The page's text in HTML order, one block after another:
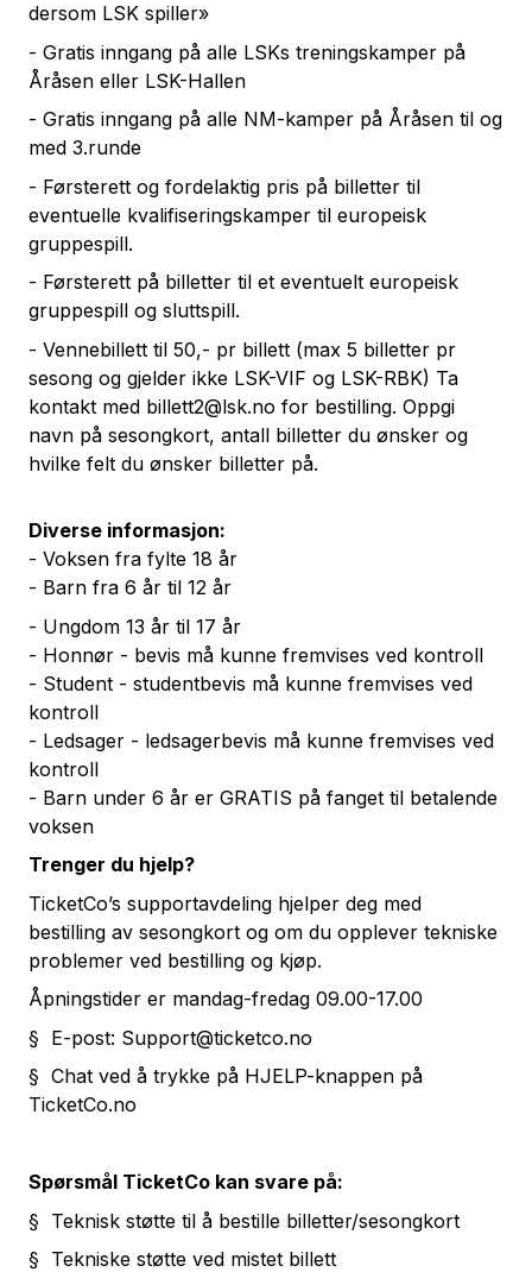
dersom LSK spiller»
- Gratis inngang på alle LSKs treningskamper på
Åråsen eller LSK-Hallen
- Gratis inngang på alle NM-kamper på Åråsen til og
med 3.runde
- Førsterett og fordelaktig pris på billetter til
eventuelle kvalifiseringskamper til europeisk
gruppespill.
- Førsterett på billetter til et eventuelt europeisk
gruppespill og sluttspill.
- Vennebillett til 50,- pr billett (max 5 billetter pr
sesong og gjelder ikke LSK-VIF og LSK-RBK) Ta
kontakt med billett2@lsk.no for bestilling. Oppgi
navn på sesongkort, antall billetter du ønsker og
hvilke felt du ønsker billetter på.
Diverse informasjon:
- Voksen fra fylte 18 år
- Barn fra 6 år til 12 år
- Ungdom 13 år til 17 år
- Honnør - bevis må kunne fremvises ved kontroll
- Student - studentbevis må kunne fremvises ved
kontroll
- Ledsager - ledsagerbevis må kunne fremvises ved
kontroll
- Barn under 6 år er GRATIS på fanget til betalende
voksen
Trenger du hjelp?
TicketCo’s supportavdeling hjelper deg med
bestilling av sesongkort og om du opplever tekniske
problemer ved bestilling og kjøp.
Åpningstider er mandag-fredag 09.00-17.00
§ E-post: Support@ticketco.no
§ Chat ved å trykke på HJELP-knappen på
TicketCo.no
Spørsmål TicketCo kan svare på:
§ Teknisk støtte til å bestille billetter/sesongkort
§ Tekniske støtte ved mistet billett